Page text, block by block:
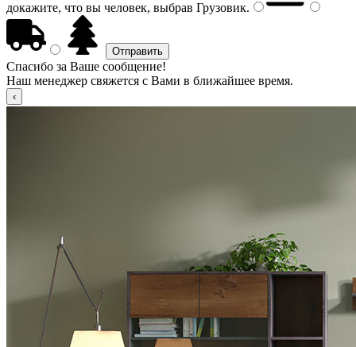
докажите, что вы человек, выбрав Грузовик.
Спасибо за Ваше сообщение!
Наш менеджер свяжется с Вами в ближайшее время.